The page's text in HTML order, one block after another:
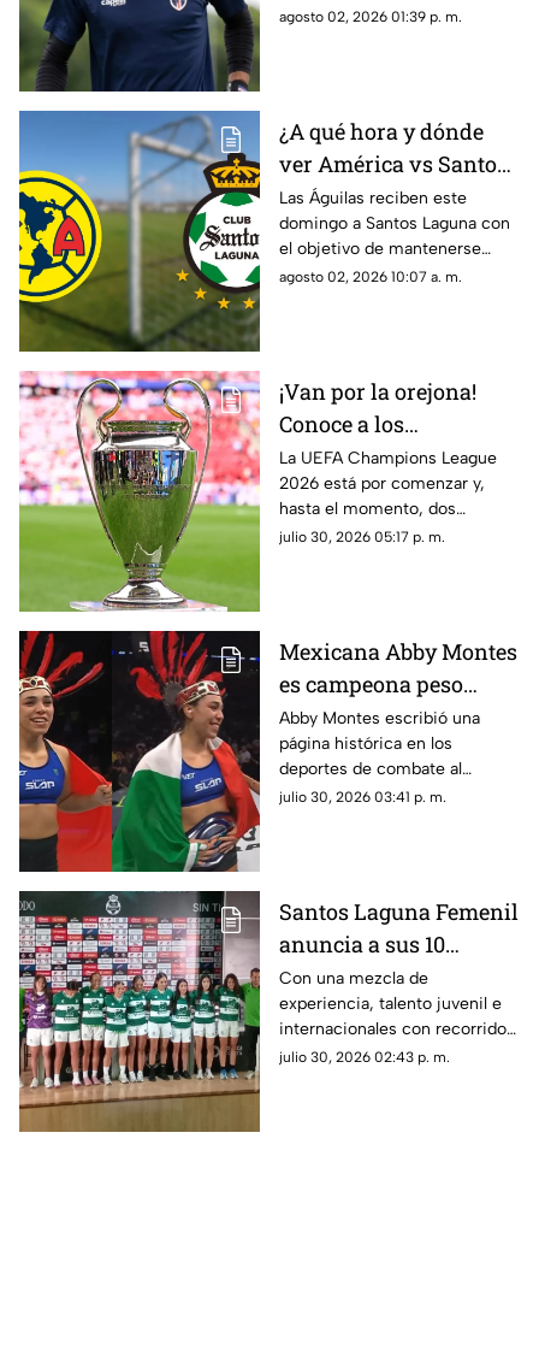
tendría definido su futuro.
agosto 02, 2026 01:39 p. m.
¿A qué hora y dónde
ver América vs Santos
Laguna en la Jornada 3
del Apertura 2026?
Las Águilas reciben este
domingo a Santos Laguna con
el objetivo de mantenerse
entre los protagonistas del
agosto 02, 2026 10:07 a. m.
¡Van por la orejona!
Conoce a los
mexicanos que jugarán
la Champions League
2026
La UEFA Champions League
2026 está por comenzar y,
hasta el momento, dos
futbolistas mexicanos tienen
julio 30, 2026 05:17 p. m.
Mexicana Abby Montes
es campeona peso
pluma de Power Slap al
derrotar a Sheena
Bathory
Abby Montes escribió una
página histórica en los
deportes de combate al
convertirse en la primera
julio 30, 2026 03:41 p. m.
Santos Laguna Femenil
anuncia a sus 10
refuerzos para el
Apertura 2026; conoce
quiénes son las nuevas
Guerreras
Con una mezcla de
experiencia, talento juvenil e
internacionales con recorrido
en selecciones nacionales,
julio 30, 2026 02:43 p. m.